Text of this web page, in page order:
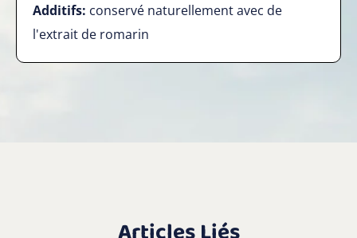
Additifs: conservé naturellement avec de
l'extrait de romarin